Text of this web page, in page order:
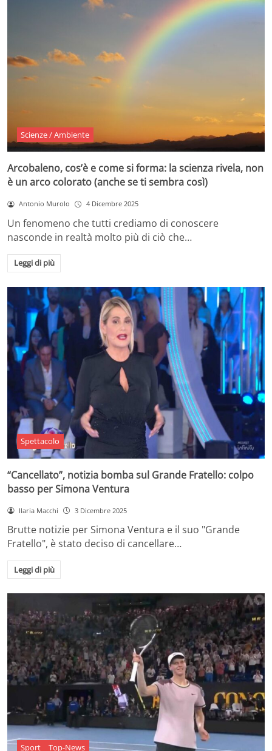
Scienze / Ambiente
Arcobaleno, cos’è e come si forma: la scienza rivela, non
è un arco colorato (anche se ti sembra così)
Antonio Murolo 4 Dicembre 2025
Un fenomeno che tutti crediamo di conoscere
nasconde in realtà molto più di ciò che…
Leggi di più
Spettacolo
“Cancellato”, notizia bomba sul Grande Fratello: colpo
basso per Simona Ventura
Ilaria Macchi 3 Dicembre 2025
Brutte notizie per Simona Ventura e il suo "Grande
Fratello", è stato deciso di cancellare…
Leggi di più
Sport Top-News